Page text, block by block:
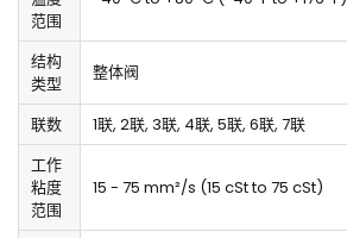
范围
结构
类型
整体阀
联数
1联, 2联, 3联, 4联, 5联, 6联, 7联
工作
粘度
范围
15 - 75 mm²/s (15 cSt to 75 cSt)